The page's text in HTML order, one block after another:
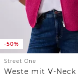
-50%
Street One